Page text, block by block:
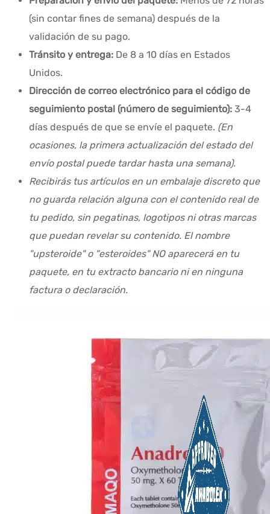
(sin contar fines de semana) después de la
validación de su pago.
Tránsito y entrega: De 8 a 10 días en Estados
Unidos.
Dirección de correo electrónico para el código de
seguimiento postal (número de seguimiento): 3-4
días después de que se envíe el paquete. (En
ocasiones, la primera actualización del estado del
envío postal puede tardar hasta una semana).
Recibirás tus artículos en un embalaje discreto que
no guarda relación alguna con el contenido real de
tu pedido, sin pegatinas, logotipos ni otras marcas
que puedan revelar su contenido. El nombre
"upsteroide" o "esteroides" NO aparecerá en tu
paquete, en tu extracto bancario ni en ninguna
factura o declaración.